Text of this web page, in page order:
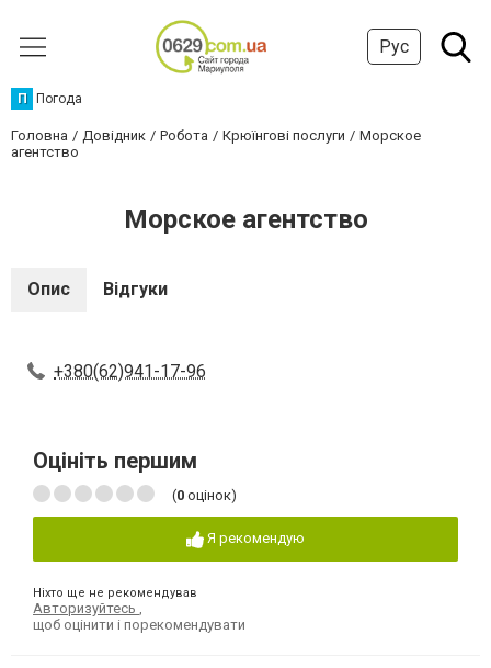
Рус
П Погода
Головна Довідник Робота Крюїнгові послуги
Морское
агентство
Морское агентство
Опис Відгуки
+380(62)941-17-96
Оцініть першим
(0 оцінок)
Я рекомендую
Ніхто ще не рекомендував
Авторизуйтесь
щоб оцінити і порекомендувати